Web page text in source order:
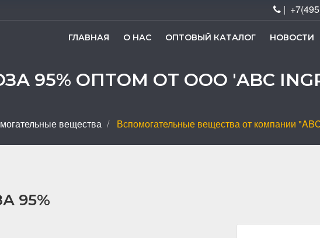
|
ГЛАВНАЯ О НАС ОПТОВЫЙ КАТАЛОГ НОВОСТИ
95% ОПТОМ ОТ ООО 'ABC
вещества Вспомогательные вещества от компании
95%